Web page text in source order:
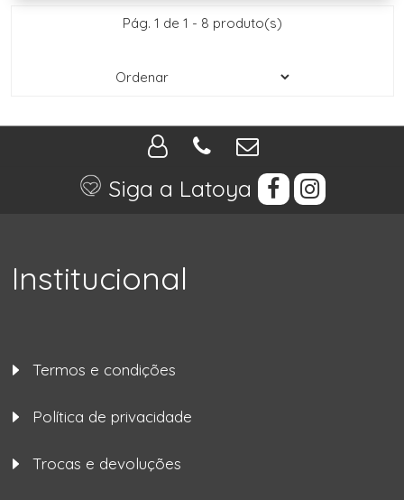
Pág. 1 de 1 - 8 produto(s)
Siga a Latoya
Institucional
Termos e condições
Política de privacidade
Trocas e devoluções